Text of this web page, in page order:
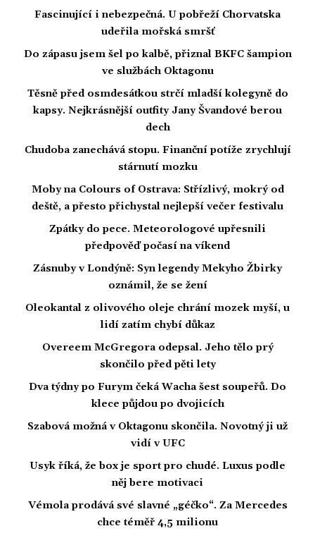
Fascinující i nebezpečná. U pobřeží Chorvatska
udeřila mořská smršť
Do zápasu jsem šel po kalbě, přiznal BKFC šampion
ve službách Oktagonu
Těsně před osmdesátkou strčí mladší kolegyně do
kapsy. Nejkrásnější outfity Jany Švandové berou
dech
Chudoba zanechává stopu. Finanční potíže zrychlují
stárnutí mozku
Moby na Colours of Ostrava: Střízlivý, mokrý od
deště, a přesto přichystal nejlepší večer festivalu
Zpátky do pece. Meteorologové upřesnili
předpověď počasí na víkend
Zásnuby v Londýně: Syn legendy Mekyho Žbirky
oznámil, že se žení
Oleokantal z olivového oleje chrání mozek myší, u
lidí zatím chybí důkaz
Overeem McGregora odepsal. Jeho tělo prý
skončilo před pěti lety
Dva týdny po Furym čeká Wacha šest soupeřů. Do
klece půjdou po dvojicích
Szabová možná v Oktagonu skončila. Novotný ji už
vidí v UFC
Usyk říká, že box je sport pro chudé. Luxus podle
něj bere motivaci
Vémola prodává své slavné „géčko“. Za Mercedes
chce téměř 4,5 milionu